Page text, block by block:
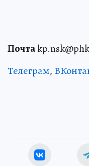
Почта
Телеграм,